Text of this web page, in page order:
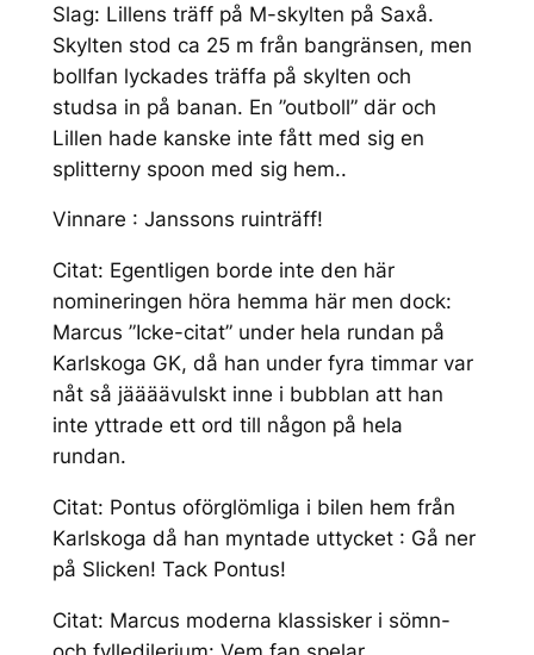
Slag: Lillens träff på M-skylten på Saxå.
Skylten stod ca 25 m från bangränsen, men
bollfan lyckades träffa på skylten och
studsa in på banan. En ”outboll” där och
Lillen hade kanske inte fått med sig en
splitterny spoon med sig hem..
Vinnare : Janssons ruinträff!
Citat: Egentligen borde inte den här
nomineringen höra hemma här men dock:
Marcus ”Icke-citat” under hela rundan på
Karlskoga GK, då han under fyra timmar var
nåt så jäääävulskt inne i bubblan att han
inte yttrade ett ord till någon på hela
rundan.
Citat: Pontus oförglömliga i bilen hem från
Karlskoga då han myntade uttycket : Gå ner
på Slicken! Tack Pontus!
Citat: Marcus moderna klassisker i sömn-